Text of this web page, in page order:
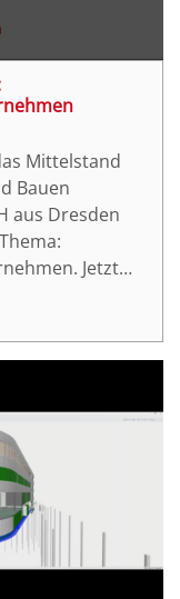
Mittelstand
Bauen
aus Dresden
Jetzt